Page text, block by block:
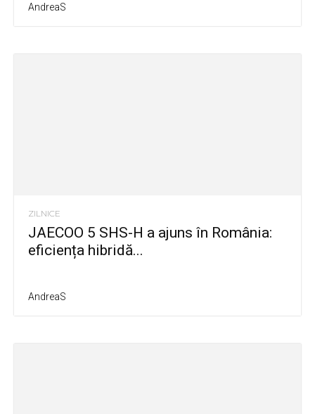
AndreaS
ZILNICE
JAECOO 5 SHS-H a ajuns în România:
eficiența hibridă...
AndreaS